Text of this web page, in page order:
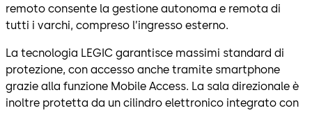
remoto consente la gestione autonoma e remota di
tutti i varchi, compreso l’ingresso esterno.
La tecnologia LEGIC garantisce massimi standard di
protezione, con accesso anche tramite smartphone
grazie alla funzione Mobile Access. La sala direzionale è
inoltre protetta da un cilindro elettronico integrato con